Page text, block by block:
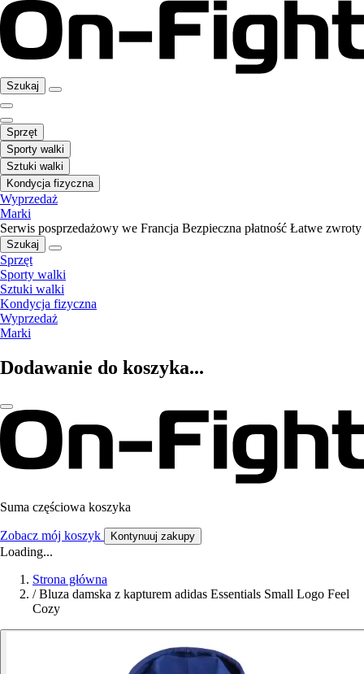
Szukaj
Sprzęt
Sporty walki
Sztuki walki
Kondycja fizyczna
Wyprzedaż
Marki
Serwis posprzedażowy we Francja Bezpieczna płatność Łatwe zwroty
Szukaj
Sprzęt
Sporty walki
Sztuki walki
Kondycja fizyczna
Wyprzedaż
Marki
Dodawanie do koszyka...
Suma częściowa koszyka
Zobacz mój koszyk Kontynuuj zakupy
Loading...
Strona główna
/ Bluza damska z kapturem adidas Essentials Small Logo Feel
Cozy